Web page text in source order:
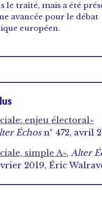
le traité, mais a été
avancée pour le débat
européen.
enjeu électoral»
Échosn° 472, avril
simple A», Alter
2019, Éric